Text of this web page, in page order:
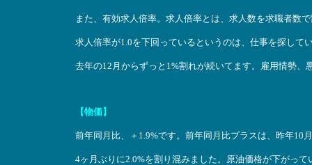
また、有効求人倍率。求人倍率とは、求人数を求職者数
求人倍率が1.0を下回っているというのは、仕事を探して
去年の12月からずっと1%割れが続いてます。雇用情勢、
【物価】
前年同月比、＋1.9%です。前年同月比プラスは、昨年10
4ヶ月ぶりに2.0%を割り混みました。原油価格が下がっ